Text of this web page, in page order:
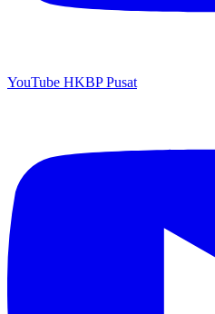
YouTube HKBP Pusat